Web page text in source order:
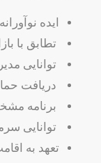
ایده
تطابق با
توانایی
دریافت
برنامه
توانایی
تعهد به